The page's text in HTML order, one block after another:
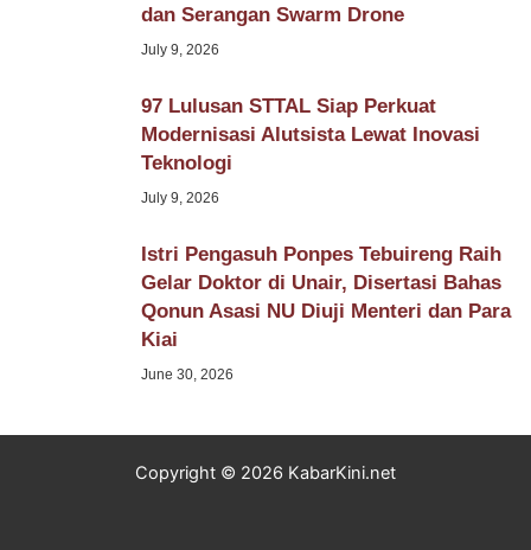
dan Serangan Swarm Drone
July 9, 2026
97 Lulusan STTAL Siap Perkuat
Modernisasi Alutsista Lewat Inovasi
Teknologi
July 9, 2026
Istri Pengasuh Ponpes Tebuireng Raih
Gelar Doktor di Unair, Disertasi Bahas
Qonun Asasi NU Diuji Menteri dan Para
Kiai
June 30, 2026
Copyright © 2026 KabarKini.net